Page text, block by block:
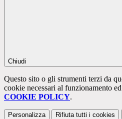
Chiudi
Questo sito o gli strumenti terzi da
cookie necessari al funzionamento
COOKIE POLICY.
Personalizza Rifiuta tutti i cookies